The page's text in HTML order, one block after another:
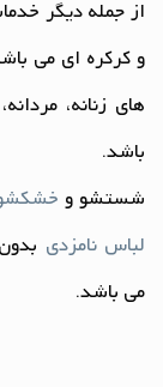
از جمله دیگر
و کرکره ای می
های زنانه،
باشد.
شستشو و
لباس نامزدی
می باشد.